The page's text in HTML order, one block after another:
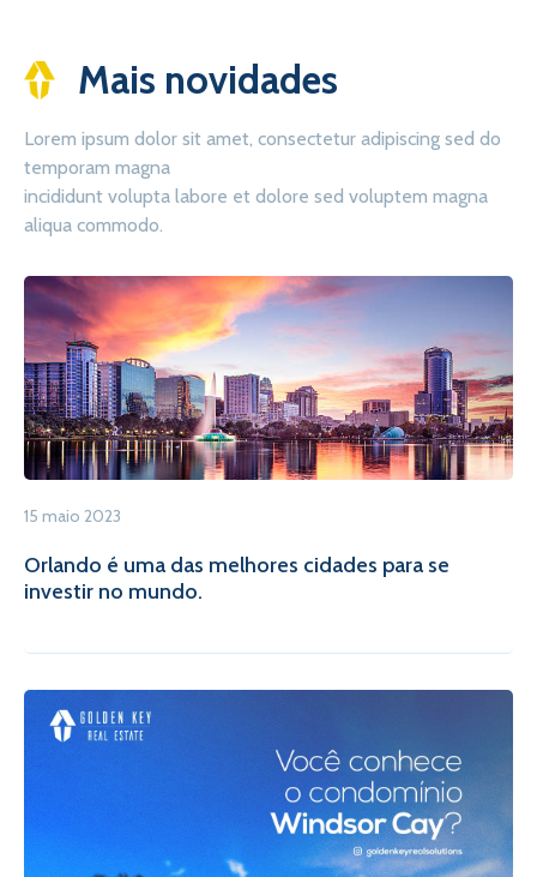
Mais novidades
Lorem ipsum dolor sit amet, consectetur adipiscing sed do
temporam magna
incididunt volupta labore et dolore sed voluptem magna
aliqua commodo.
15 maio 2023
Orlando é uma das melhores cidades para se
investir no mundo.